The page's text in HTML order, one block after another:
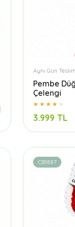
Aynı Gün
Pembe
Çelengi
3.999 TL
CB1887